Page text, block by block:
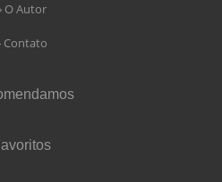
O Autor
Contato